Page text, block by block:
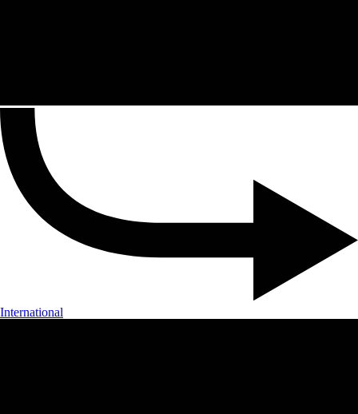
International